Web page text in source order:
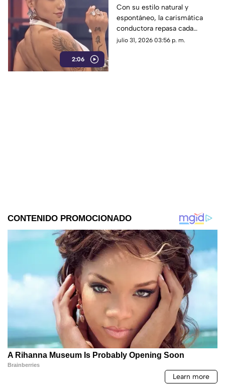
2:06
conquista el PreShow
de MasterChef 24/7
analizando las
polémicas
Con su estilo natural y
espontáneo, la carismática
conductora repasa cada
semana los momentos más
julio 31, 2026 03:56 p. m.